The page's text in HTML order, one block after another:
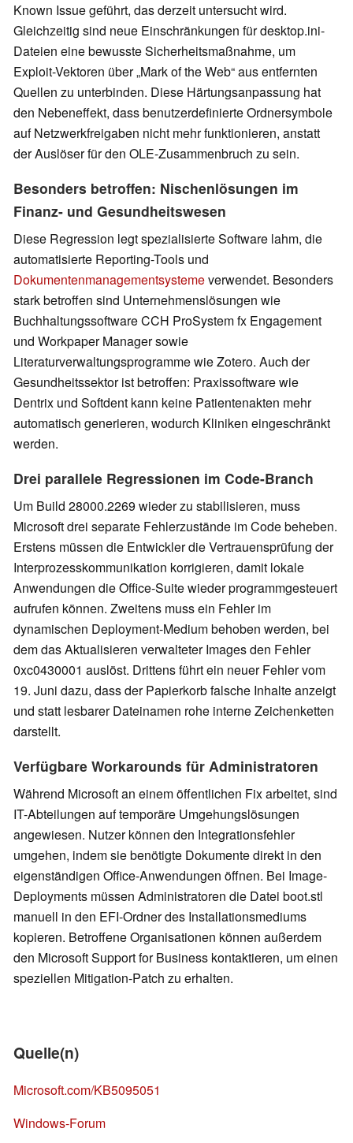
Known Issue geführt, das derzeit untersucht wird.
Gleichzeitig sind neue Einschränkungen für desktop.ini-
Dateien eine bewusste Sicherheitsmaßnahme, um
Exploit-Vektoren über „Mark of the Web“ aus entfernten
Quellen zu unterbinden. Diese Härtungsanpassung hat
den Nebeneffekt, dass benutzerdefinierte Ordnersymbole
auf Netzwerkfreigaben nicht mehr funktionieren, anstatt
der Auslöser für den OLE-Zusammenbruch zu sein.
Besonders betroffen: Nischenlösungen im
Finanz- und Gesundheitswesen
Diese Regression legt spezialisierte Software lahm, die
automatisierte Reporting-Tools und
Dokumentenmanagementsystemeverwendet. Besonders
stark betroffen sind Unternehmenslösungen wie
Buchhaltungssoftware CCH ProSystem fx Engagement
und Workpaper Manager sowie
Literaturverwaltungsprogramme wie Zotero. Auch der
Gesundheitssektor ist betroffen: Praxissoftware wie
Dentrix und Softdent kann keine Patientenakten mehr
automatisch generieren, wodurch Kliniken eingeschränkt
werden.
Drei parallele Regressionen im Code-Branch
Um Build 28000.2269 wieder zu stabilisieren, muss
Microsoft drei separate Fehlerzustände im Code beheben.
Erstens müssen die Entwickler die Vertrauensprüfung der
Interprozesskommunikation korrigieren, damit lokale
Anwendungen die Office-Suite wieder programmgesteuert
aufrufen können. Zweitens muss ein Fehler im
dynamischen Deployment-Medium behoben werden, bei
dem das Aktualisieren verwalteter Images den Fehler
0xc0430001 auslöst. Drittens führt ein neuer Fehler vom
19. Juni dazu, dass der Papierkorb falsche Inhalte anzeigt
und statt lesbarer Dateinamen rohe interne Zeichenketten
darstellt.
Verfügbare Workarounds für Administratoren
Während Microsoft an einem öffentlichen Fix arbeitet, sind
IT-Abteilungen auf temporäre Umgehungslösungen
angewiesen. Nutzer können den Integrationsfehler
umgehen, indem sie benötigte Dokumente direkt in den
eigenständigen Office-Anwendungen öffnen. Bei Image-
Deployments müssen Administratoren die Datei boot.stl
manuell in den EFI-Ordner des Installationsmediums
kopieren. Betroffene Organisationen können außerdem
den Microsoft Support for Business kontaktieren, um einen
speziellen Mitigation-Patch zu erhalten.
Quelle(n)
Microsoft.com/KB5095051
Windows-Forum